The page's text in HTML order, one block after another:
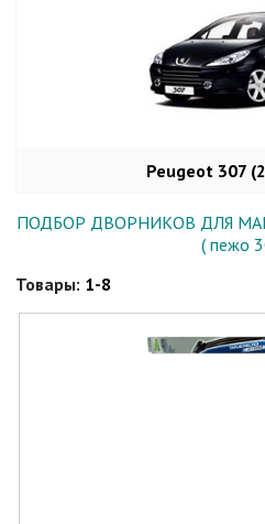
Peugeot 307
ПОДБОР ДВОРНИКОВ ДЛЯ
( пежо
Товары: 1-8